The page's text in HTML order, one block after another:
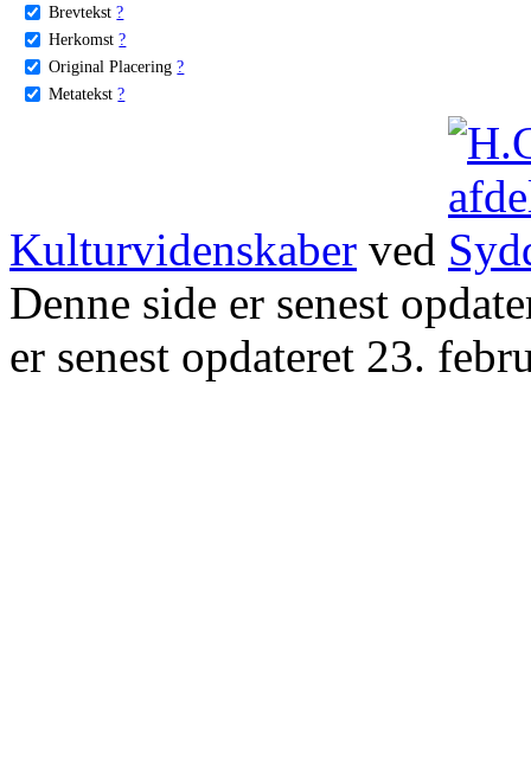
Brevtekst ?
Herkomst ?
Original Placering ?
Metatekst ?
Kulturvidenskaber ved
Denne side er senest
er senest opdateret 23.